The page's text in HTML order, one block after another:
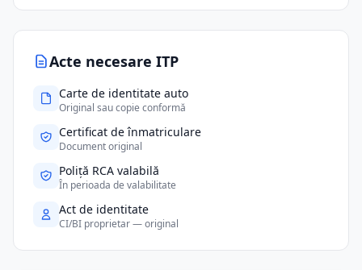
Acte necesare ITP
Carte de identitate auto
Original sau copie conformă
Certificat de înmatriculare
Document original
Poliță RCA valabilă
În perioada de valabilitate
Act de identitate
CI/BI proprietar — original